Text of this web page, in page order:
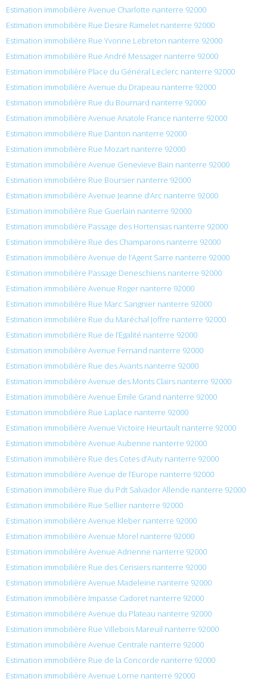
Estimation immobilière Avenue Charlotte nanterre 92000
Estimation immobilière Rue Desire Ramelet nanterre 92000
Estimation immobilière Rue Yvonne Lebreton nanterre 92000
Estimation immobilière Rue André Messager nanterre 92000
Estimation immobilière Place du Général Leclerc nanterre 92000
Estimation immobilière Avenue du Drapeau nanterre 92000
Estimation immobilière Rue du Bournard nanterre 92000
Estimation immobilière Avenue Anatole France nanterre 92000
Estimation immobilière Rue Danton nanterre 92000
Estimation immobilière Rue Mozart nanterre 92000
Estimation immobilière Avenue Genevieve Bain nanterre 92000
Estimation immobilière Rue Boursier nanterre 92000
Estimation immobilière Avenue Jeanne d’Arc nanterre 92000
Estimation immobilière Rue Guerlain nanterre 92000
Estimation immobilière Passage des Hortensias nanterre 92000
Estimation immobilière Rue des Champarons nanterre 92000
Estimation immobilière Avenue de l’Agent Sarre nanterre 92000
Estimation immobilière Passage Deneschiens nanterre 92000
Estimation immobilière Avenue Roger nanterre 92000
Estimation immobilière Rue Marc Sangnier nanterre 92000
Estimation immobilière Rue du Maréchal Joffre nanterre 92000
Estimation immobilière Rue de l’Égalité nanterre 92000
Estimation immobilière Avenue Fernand nanterre 92000
Estimation immobilière Rue des Avants nanterre 92000
Estimation immobilière Avenue des Monts Clairs nanterre 92000
Estimation immobilière Avenue Émile Grand nanterre 92000
Estimation immobilière Rue Laplace nanterre 92000
Estimation immobilière Avenue Victoire Heurtault nanterre 92000
Estimation immobilière Avenue Aubenne nanterre 92000
Estimation immobilière Rue des Cotes d’Auty nanterre 92000
Estimation immobilière Avenue de l’Europe nanterre 92000
Estimation immobilière Rue du Pdt Salvador Allende nanterre 92000
Estimation immobilière Rue Sellier nanterre 92000
Estimation immobilière Avenue Kleber nanterre 92000
Estimation immobilière Avenue Morel nanterre 92000
Estimation immobilière Avenue Adrienne nanterre 92000
Estimation immobilière Rue des Cerisiers nanterre 92000
Estimation immobilière Avenue Madeleine nanterre 92000
Estimation immobilière Impasse Cadoret nanterre 92000
Estimation immobilière Avenue du Plateau nanterre 92000
Estimation immobilière Rue Villebois Mareuil nanterre 92000
Estimation immobilière Avenue Centrale nanterre 92000
Estimation immobilière Rue de la Concorde nanterre 92000
Estimation immobilière Avenue Lorne nanterre 92000